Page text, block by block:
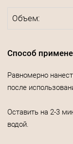
Объем:
Способ
Равномерно
после
Оставить на 2-3
водой.